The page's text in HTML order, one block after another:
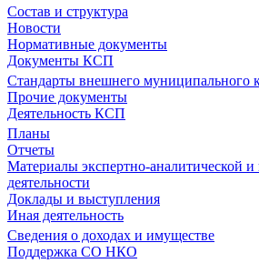
Состав и структура
Новости
Нормативные документы
Документы КСП
Стандарты внешнего муниципального
Прочие документы
Деятельность КСП
Планы
Отчеты
Материалы экспертно-аналитической и
деятельности
Доклады и выступления
Иная деятельность
Сведения о доходах и имуществе
Поддержка СО НКО